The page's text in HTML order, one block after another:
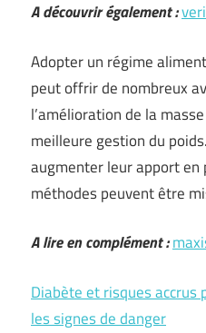
A découvrir également :
Adopter un régime
peut offrir de nombreux
l’amélioration de la
meilleure gestion du
augmenter leur apport
méthodes peuvent être
A lire en complément :
Diabète et risques
les signes de danger